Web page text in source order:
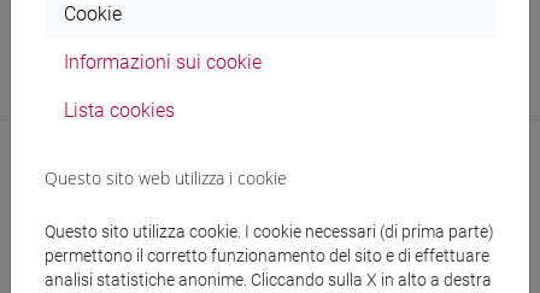
Struttura
Dipartimento di Economia
Pubblicazioni
CV
Cookie
Informazioni sui cookie
Lista cookies
Questo sito web utilizza i cookie
Questo sito utilizza cookie. I cookie necessari (di prima parte)
permettono il corretto funzionamento del sito e di effettuare
analisi statistiche anonime. Cliccando sulla X in alto a destra